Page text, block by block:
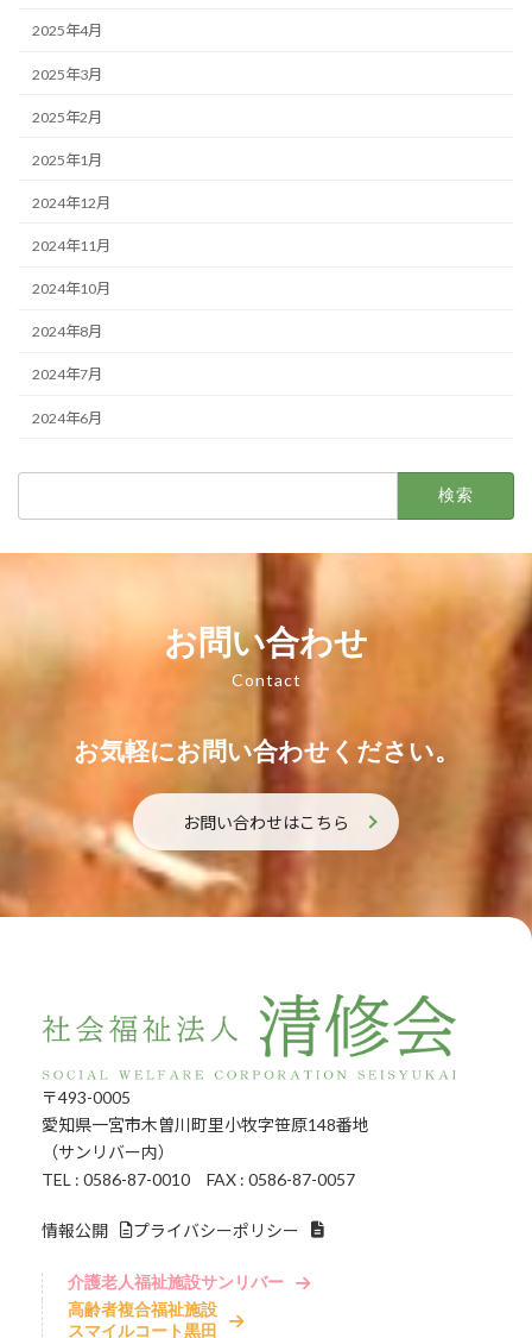
2025年4月
2025年3月
2025年2月
2025年1月
2024年12月
2024年11月
2024年10月
2024年8月
2024年7月
2024年6月
お問い合わせ
Contact
お気軽にお問い合わせください。
お問い合わせはこちら
〒493-0005
愛知県一宮市木曽川町里小牧字笹原148番地
（サンリバー内）
TEL : 0586-87-0010 FAX : 0586-87-0057
情報公開 プライバシーポリシー
介護老人福祉施設サンリバー
高齢者複合福祉施設
スマイルコート黒田